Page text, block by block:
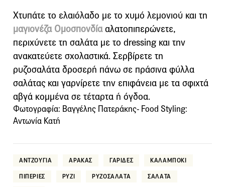
Χτυπάτε το ελαιόλαδο με το χυμό λεμονιού και τη
μαγιονέζα Ομοσπονδίααλατοπιπερώνετε,
περιχύνετε τη σαλάτα με το dressing και την
ανακατεύετε σχολαστικά. Σερβίρετε τη
ρυζοσαλάτα δροσερή πάνω σε πράσινα φύλλα
σαλάτας και γαρνίρετε την επιφάνεια με τα σφιχτά
αβγά κομμένα σε τέταρτα ή όγδοα.
Φωτογραφία: Βαγγέλης Πατεράκης- Food Styling:
Αντωνία Κατή
ΑΝΤΖΟΥΓΙΑ ΑΡΑΚΑΣ ΓΑΡΙΔΕΣ ΚΑΛΑΜΠΟΚΙ
ΠΙΠΕΡΙΕΣ ΡΥΖΙ ΡΥΖΟΣΑΛΑΤΑ ΣΑΛΑΤΑ